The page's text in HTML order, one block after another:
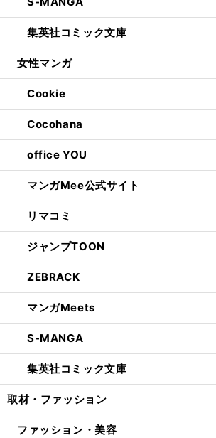
集英社コミック文庫
女性マンガ
Cookie
Cocohana
office YOU
マンガMee公式サイト
リマコミ
ジャンプTOON
ZEBRACK
マンガMeets
S-MANGA
集英社コミック文庫
取材・ファッション
ファッション・美容